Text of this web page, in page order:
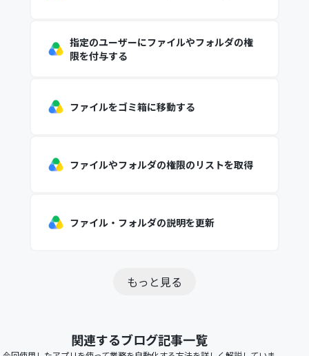
指定のユーザーにファイルやフォルダの権
限を付与する
ファイルをゴミ箱に移動する
ファイルやフォルダの権限のリストを取得
ファイル・フォルダの説明を更新
もっと見る
関連するブログ記事一覧